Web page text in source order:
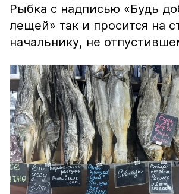
Рыбка с надписью «Будь
лещей» так и просится на
начальнику, не